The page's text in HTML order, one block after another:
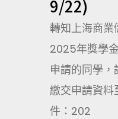
9/22)
轉知上海商業
2025年獎學
申請的同學
繳交申請資料
件：202